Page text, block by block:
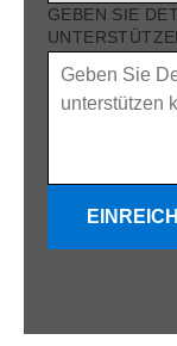
GEBEN SIE